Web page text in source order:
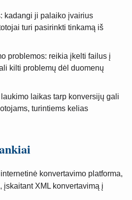
kadangi ji palaiko įvairius
turi pasirinkti tinkamą iš
problemos: reikia įkelti failus į
kilti problemų dėl duomenų
laikas tarp konversijų gali
turintiems kelias
konvertavimo platforma,
XML konvertavimą į